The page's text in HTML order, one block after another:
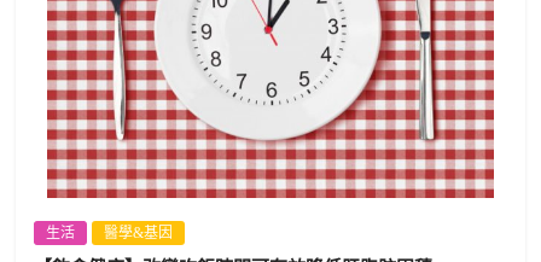
生活 醫學&基因